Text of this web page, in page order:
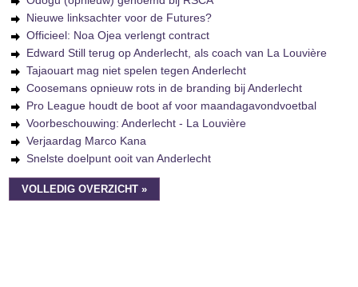
Nieuwe linksachter voor de Futures?
Officieel: Noa Ojea verlengt contract
Edward Still terug op Anderlecht, als coach van La Louvière
Tajaouart mag niet spelen tegen Anderlecht
Coosemans opnieuw rots in de branding bij Anderlecht
Pro League houdt de boot af voor maandagavondvoetbal
Voorbeschouwing: Anderlecht - La Louvière
Verjaardag Marco Kana
Snelste doelpunt ooit van Anderlecht
VOLLEDIG OVERZICHT »